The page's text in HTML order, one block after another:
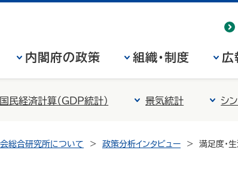
内閣府の政策 組織・制度 広
国民経済計算（GDP統計） 景気統計 シ
総合研究所について 政策分析インタビュー 満足度・